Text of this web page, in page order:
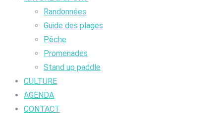
Randonnées
Guide des plages
Pêche
Promenades
Stand up paddle
CULTURE
AGENDA
CONTACT